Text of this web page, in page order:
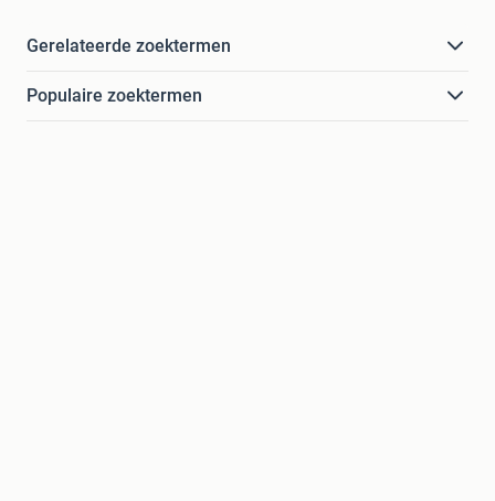
Gerelateerde zoektermen
Populaire zoektermen